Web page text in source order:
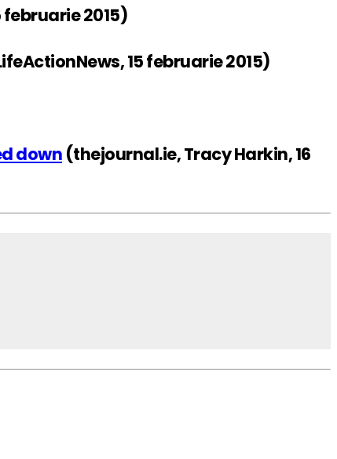
februarie 2015)
15 februarie 2015)
down (thejournal.ie, Tracy Harkin, 16